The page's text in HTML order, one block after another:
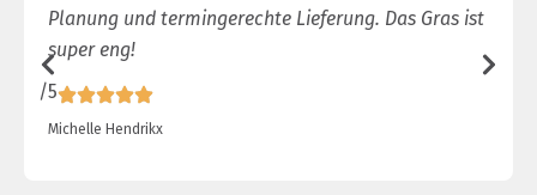
Planung und termingerechte Lieferung. Das Gras ist
super eng!
/5
Michelle Hendrikx